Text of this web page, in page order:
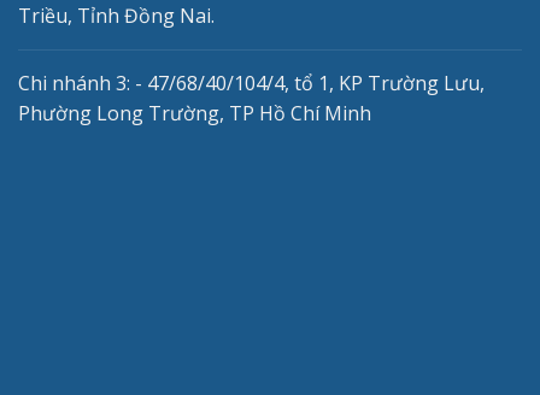
Triều, Tỉnh Đồng Nai.
Chi nhánh 3: - 47/68/40/104/4, tổ 1, KP Trường Lưu,
Phường Long Trường, TP Hồ Chí Minh